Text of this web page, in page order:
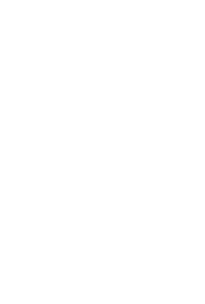
님의 댁내 건강과 행복이 항상 함게
재간접형)'에서
년8월9일부터 2020년7월 현재
트폴리오 구축이 어렵고, 펀드의 고
셋글로벌솔루션증권모투자신탁(
등 글로벌 펀드를 대상으로 운용되
원은 고객님께 만족스러운 운용결